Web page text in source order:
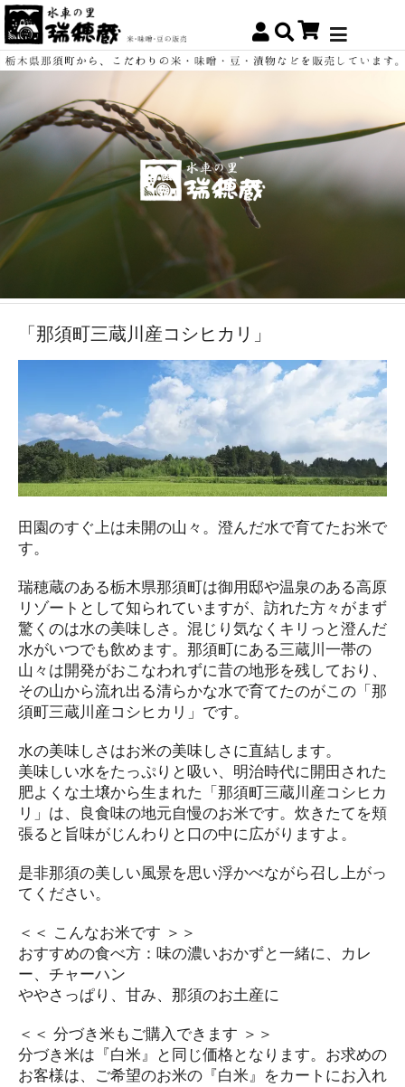
「那須町三蔵川産コシヒカリ」
田園のすぐ上は未開の山々。澄んだ水で育てたお米で
す。
瑞穂蔵のある栃木県那須町は御用邸や温泉のある高原
リゾートとして知られていますが、訪れた方々がまず
驚くのは水の美味しさ。混じり気なくキリっと澄んだ
水がいつでも飲めます。那須町にある三蔵川一帯の
山々は開発がおこなわれずに昔の地形を残しており、
その山から流れ出る清らかな水で育てたのがこの「那
須町三蔵川産コシヒカリ」です。
水の美味しさはお米の美味しさに直結します。
美味しい水をたっぷりと吸い、明治時代に開田された
肥よくな土壌から生まれた「那須町三蔵川産コシヒカ
リ」は、良食味の地元自慢のお米です。炊きたてを頬
張ると旨味がじんわりと口の中に広がりますよ。
是非那須の美しい風景を思い浮かべながら召し上がっ
てください。
＜＜ こんなお米です ＞＞
おすすめの食べ方：味の濃いおかずと一緒に、カレ
ー、チャーハン
ややさっぱり、甘み、那須のお土産に
＜＜ 分づき米もご購入できます ＞＞
分づき米は『白米』と同じ価格となります。お求めの
お客様は、ご希望のお米の『白米』をカートにお入れ